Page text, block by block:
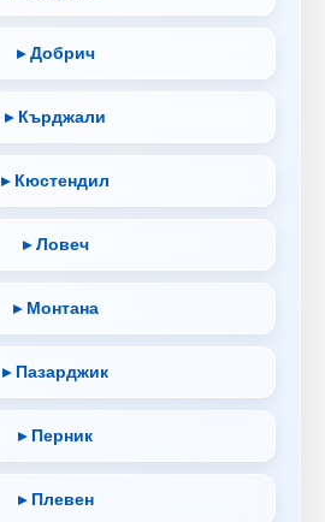
▸ Добрич
▸ Кърджали
▸ Кюстендил
▸ Ловеч
▸ Монтана
▸ Пазарджик
▸ Перник
▸ Плевен